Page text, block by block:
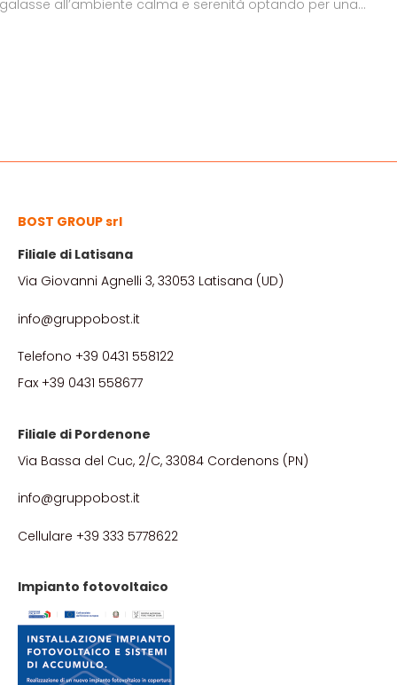
all’ambiente calma e serenità optando per una
BOST GROUP srl
Filiale di Latisana
Via Giovanni Agnelli 3, 33053 Latisana (UD)
info@gruppobost.it
Telefono +39 0431 558122
Fax +39 0431 558677
Filiale di Pordenone
Via Bassa del Cuc, 2/C, 33084 Cordenons (PN)
info@gruppobost.it
Cellulare +39 333 5778622
Impianto fotovoltaico